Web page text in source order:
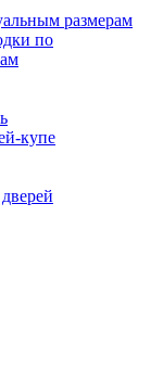
размерам
по
купе